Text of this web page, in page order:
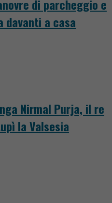
di parcheggio e
davanti a casa
Nirmal Purja, il re
la Valsesia